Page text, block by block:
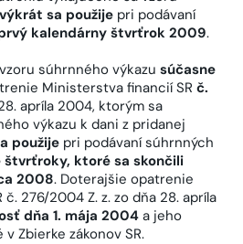
sa použije pri podávaní
kalendárny štvrťrok 2009.
súhrnného výkazu súčasne
Ministerstva financií SR č.
apríla 2004, ktorým sa
výkazu k dani z pridanej
použije pri podávaní súhrnných
štvrťroky, ktoré sa skončili
2008. Doterajšie opatrenie
276/2004 Z. z. zo dňa 28. apríla
dňa 1. mája 2004 a jeho
Zbierke zákonov SR.